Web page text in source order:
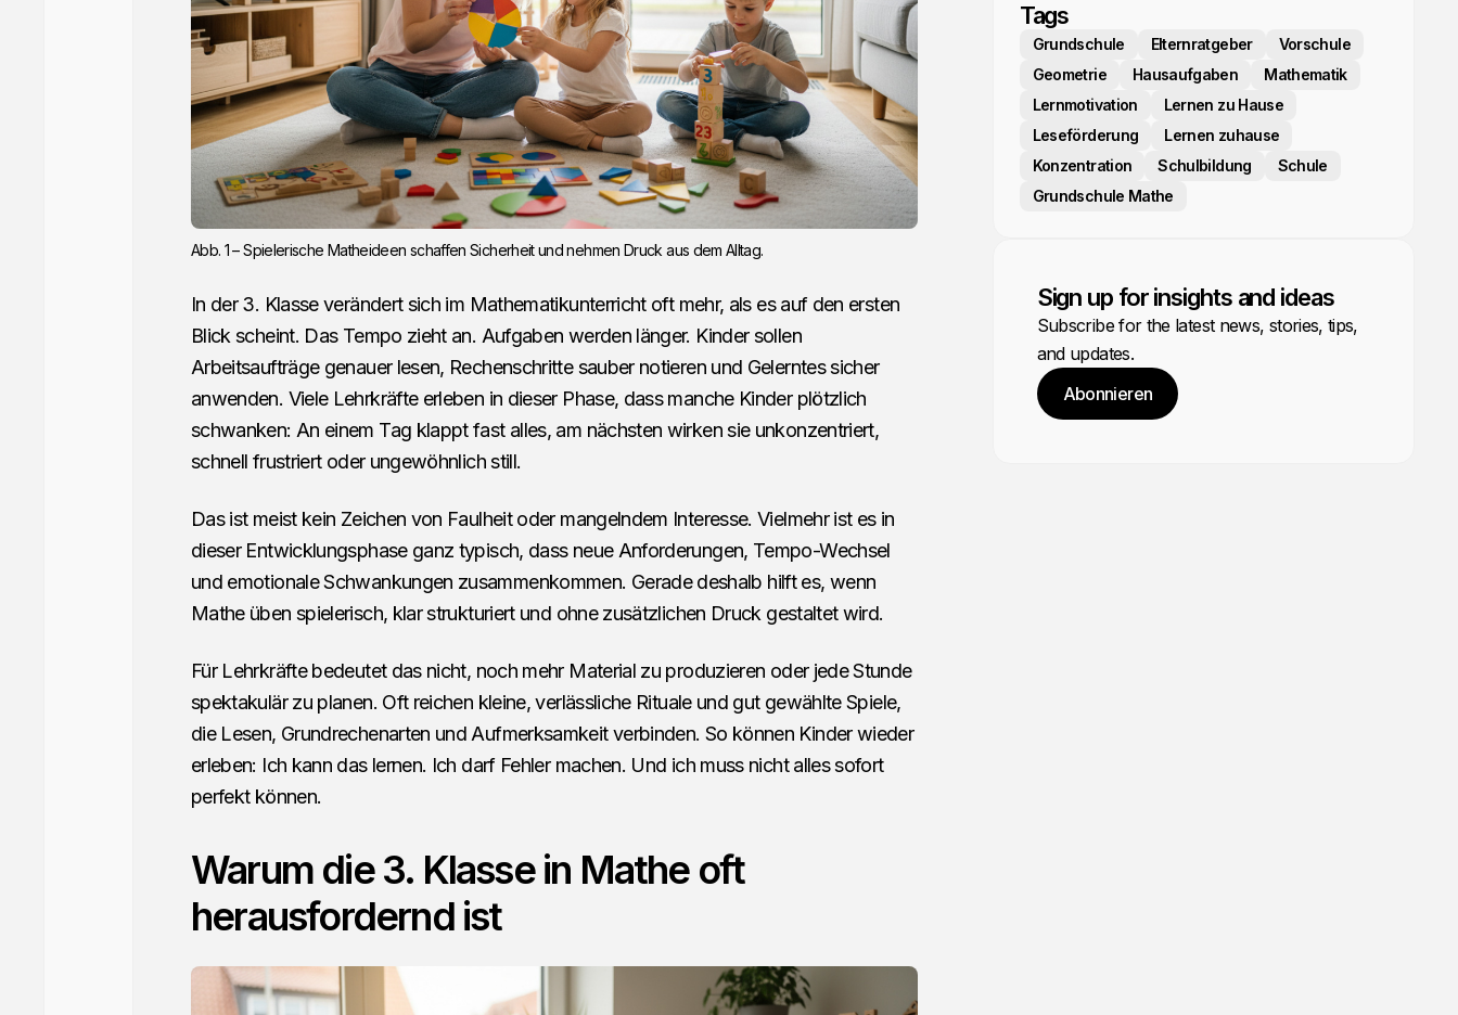
Abb. 1 – Spielerische Matheideen schaffen Sicherheit und nehmen Druck aus dem Alltag.
In der 3. Klasse verändert sich im Mathematikunterricht oft mehr, als es auf den ersten
Blick scheint. Das Tempo zieht an. Aufgaben werden länger. Kinder sollen
Arbeitsaufträge genauer lesen, Rechenschritte sauber notieren und Gelerntes sicher
anwenden. Viele Lehrkräfte erleben in dieser Phase, dass manche Kinder plötzlich
schwanken: An einem Tag klappt fast alles, am nächsten wirken sie unkonzentriert,
schnell frustriert oder ungewöhnlich still.
Das ist meist kein Zeichen von Faulheit oder mangelndem Interesse. Vielmehr ist es in
dieser Entwicklungsphase ganz typisch, dass neue Anforderungen, Tempo-Wechsel
und emotionale Schwankungen zusammenkommen. Gerade deshalb hilft es, wenn
Mathe üben spielerisch, klar strukturiert und ohne zusätzlichen Druck gestaltet wird.
Für Lehrkräfte bedeutet das nicht, noch mehr Material zu produzieren oder jede Stunde
spektakulär zu planen. Oft reichen kleine, verlässliche Rituale und gut gewählte Spiele,
die Lesen, Grundrechenarten und Aufmerksamkeit verbinden. So können Kinder wieder
erleben: Ich kann das lernen. Ich darf Fehler machen. Und ich muss nicht alles sofort
perfekt können.
Warum die 3. Klasse in Mathe oft
herausfordernd ist
Tags
Grundschule Elternratgeber
Vorschule
Geometrie
Hausaufgaben
Mathematik
Lernmotivation
Lernen zu Hause
Leseförderung
Lernen zuhause
Konzentration
Schulbildung
Schule
Grundschule Mathe
Sign up for insights and ideas
Subscribe for the latest news, stories, tips,
and updates.
Abonnieren